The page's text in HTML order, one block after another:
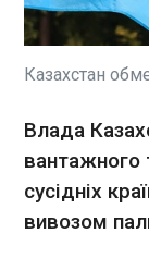
Закону про
Reuters.
компанії,
iOS
які
ЧИТАТЬ
Росіяни
осіб
Казахстан
Влада
вантажного
сусідніх
вивозом